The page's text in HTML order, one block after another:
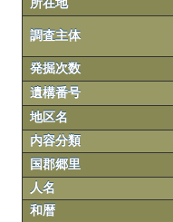
所在地
調査主体
発掘次数
遺構番号
地区名
内容分類
国郡郷里
人名
和暦